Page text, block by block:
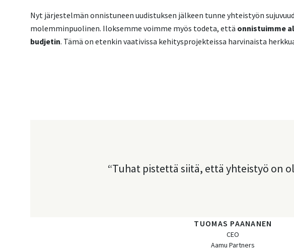
Nyt järjestelmän onnistuneen uudistuksen jälkeen tunne yhteistyön
molemminpuolinen. Iloksemme voimme myös todeta, että onnistuimme
budjetin. Tämä on etenkin vaativissa kehitysprojekteissa harvinaista
Tuhat pistettä siitä, että yhteistyö on
TUOMAS PAANANEN
CEO
Aamu Partners